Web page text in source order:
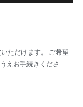
ただけます。 ご希望
えお手続きくださ